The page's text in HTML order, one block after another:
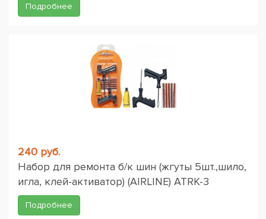
Подробнее
240 руб.
Набор для ремонта б/к шин (жгуты 5шт.,шило,
игла, клей-активатор) (AIRLINE) ATRK-3
Подробнее